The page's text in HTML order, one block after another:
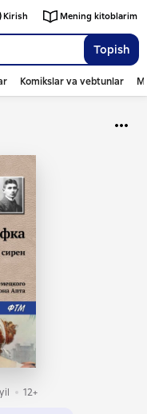
Topish
Kirish Mening kitoblarim
Komikslar va vebtunlar
yil 12+